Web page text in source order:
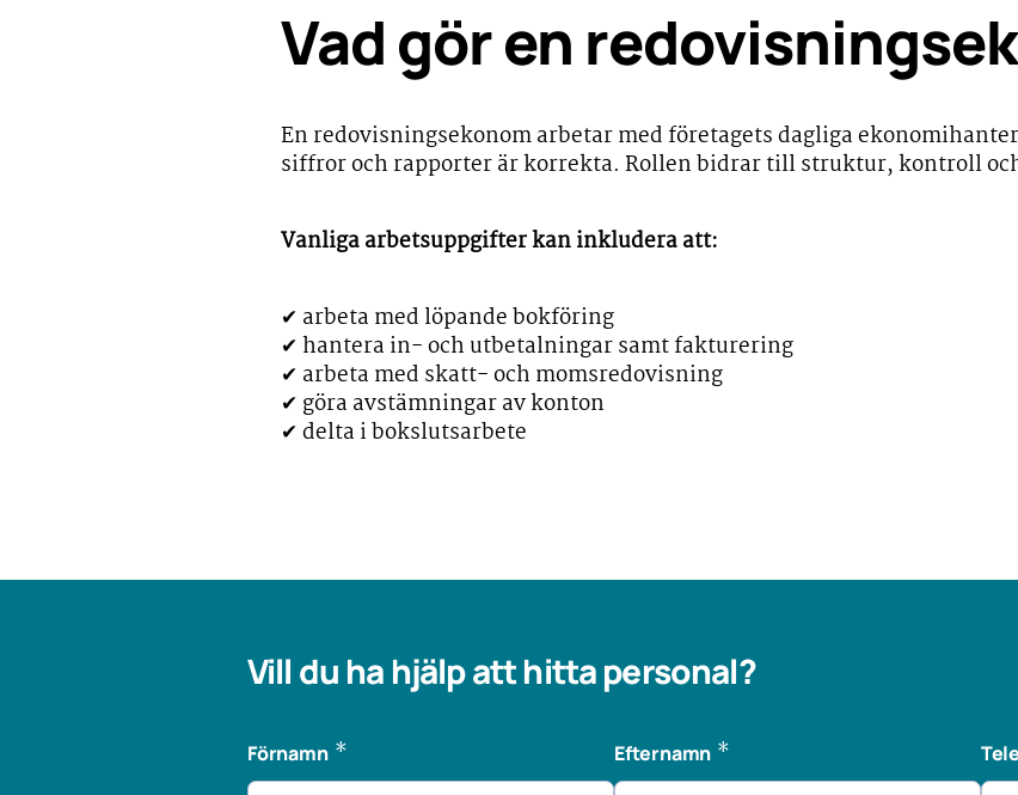
Vad gör en
En redovisningsekonom arbetar med företagets dagliga
siffror och rapporter är korrekta. Rollen bidrar till struktur, kontroll
Vanliga arbetsuppgifter kan inkludera att:
✔ arbeta med löpande bokföring
✔ hantera in- och utbetalningar samt fakturering
✔ arbeta med skatt- och momsredovisning
✔ göra avstämningar av konton
✔ delta i bokslutsarbete
Vill du ha hjälp att hitta personal?
Förnamn * Efternamn *